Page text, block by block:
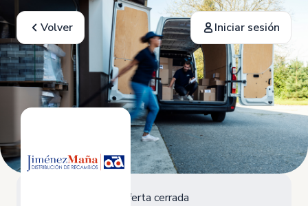
Volver Iniciar sesión
Oferta cerrada